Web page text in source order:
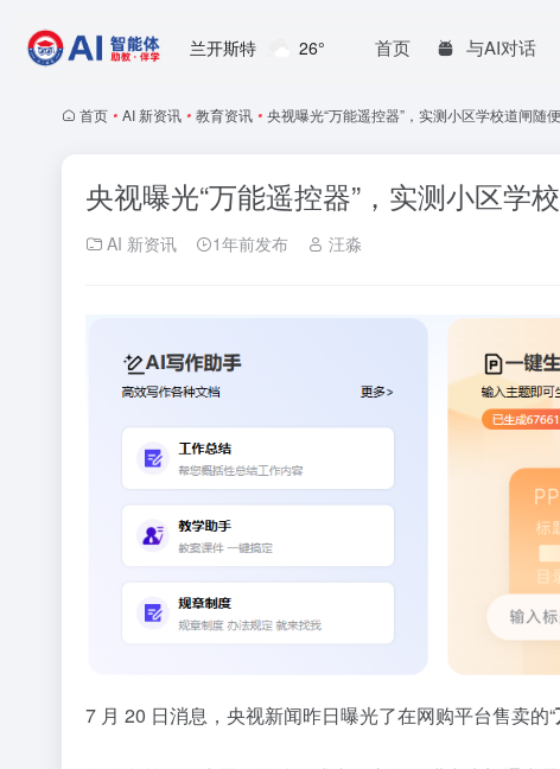
兰开斯特 26° 首页 与AI对话
首页 • AI 新资讯 • 教育资讯 • 央视曝光“万能遥控器”，实测小区学校道闸随
央视曝光“万能遥控器”，实测小区学
AI 新资讯 1年前发布 汪淼
7 月 20 日消息，央视新闻昨日曝光了在网购平台售卖的“